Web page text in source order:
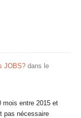
JOBS? dans le
mois entre 2015 et
pas nécessaire